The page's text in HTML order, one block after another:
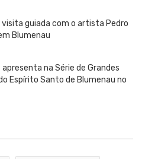
guiada com o artista Pedro
Blumenau
na Série de Grandes
Espírito Santo de Blumenau no